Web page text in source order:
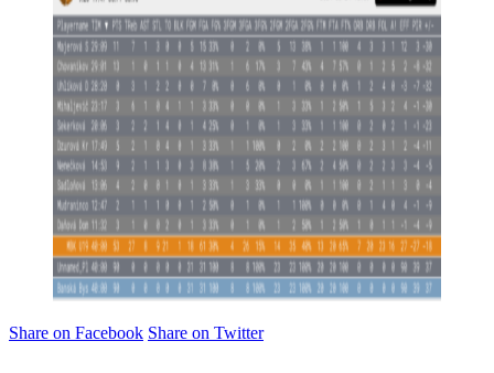
Share on Facebook Share on Twitter